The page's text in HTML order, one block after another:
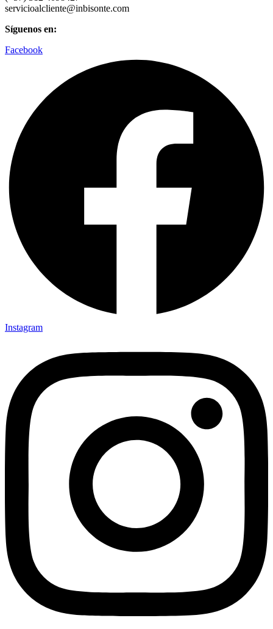
servicioalcliente@inbisonte.com
Síguenos en:
Facebook
Instagram